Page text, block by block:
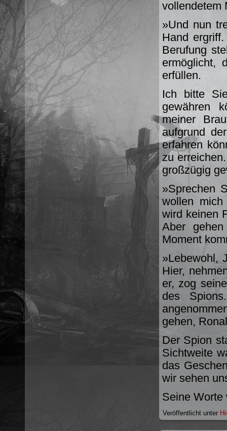
vollendetem
»Und nun
Hand
Berufung
ermöglicht,
erfüllen.
Ich bitte
gewähren
meiner
aufgrund
erfahren
zu
großzügig
»Sprechen
wollen
wird keinen
Aber
Moment
»Lebewohl,
Hier,
er, zog
des
gehen,
Der Spion
Sichtweite
das
wir sehen
Seine Worte
Veröffentlicht unter